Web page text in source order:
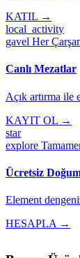
KATIL →
local_activity
gavel Her
Canlı Mezatlar
Açık artırma ile
KAYIT OL →
star
explore
Ücretsiz
Element
HESAPLA →